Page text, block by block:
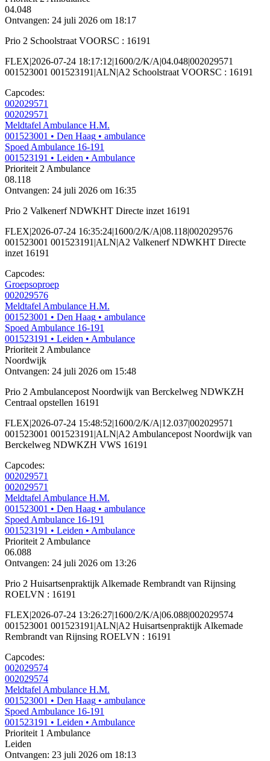
04.048
Ontvangen: 24 juli 2026 om 18:17
Prio 2 Schoolstraat VOORSC : 16191
FLEX|2026-07-24 18:17:12|1600/2/K/A|04.048|002029571
001523001 001523191|ALN|A2 Schoolstraat VOORSC : 16191
Capcodes:
002029571
002029571
Meldtafel Ambulance H.M.
001523001 • Den Haag • ambulance
Spoed Ambulance 16-191
001523191 • Leiden • Ambulance
Prioriteit 2 Ambulance
08.118
Ontvangen: 24 juli 2026 om 16:35
Prio 2 Valkenerf NDWKHT Directe inzet 16191
FLEX|2026-07-24 16:35:24|1600/2/K/A|08.118|002029576
001523001 001523191|ALN|A2 Valkenerf NDWKHT Directe
inzet 16191
Capcodes:
Groepsoproep
002029576
Meldtafel Ambulance H.M.
001523001 • Den Haag • ambulance
Spoed Ambulance 16-191
001523191 • Leiden • Ambulance
Prioriteit 2 Ambulance
Noordwijk
Ontvangen: 24 juli 2026 om 15:48
Prio 2 Ambulancepost Noordwijk van Berckelweg NDWKZH
Centraal opstellen 16191
FLEX|2026-07-24 15:48:52|1600/2/K/A|12.037|002029571
001523001 001523191|ALN|A2 Ambulancepost Noordwijk van
Berckelweg NDWKZH VWS 16191
Capcodes:
002029571
002029571
Meldtafel Ambulance H.M.
001523001 • Den Haag • ambulance
Spoed Ambulance 16-191
001523191 • Leiden • Ambulance
Prioriteit 2 Ambulance
06.088
Ontvangen: 24 juli 2026 om 13:26
Prio 2 Huisartsenpraktijk Alkemade Rembrandt van Rijnsing
ROELVN : 16191
FLEX|2026-07-24 13:26:27|1600/2/K/A|06.088|002029574
001523001 001523191|ALN|A2 Huisartsenpraktijk Alkemade
Rembrandt van Rijnsing ROELVN : 16191
Capcodes:
002029574
002029574
Meldtafel Ambulance H.M.
001523001 • Den Haag • ambulance
Spoed Ambulance 16-191
001523191 • Leiden • Ambulance
Prioriteit 1 Ambulance
Leiden
Ontvangen: 23 juli 2026 om 18:13